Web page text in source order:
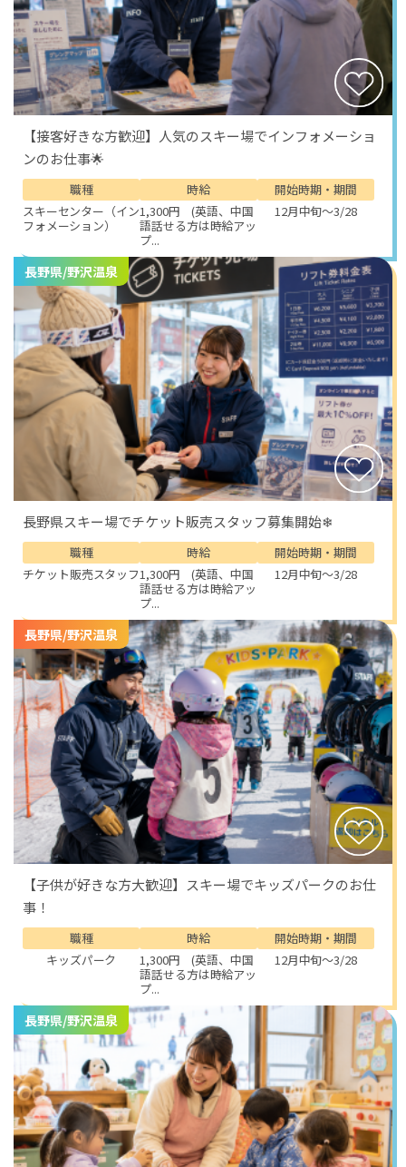
文化や観光スポットも豊富で、近隣には「蓼科テディベ
ア美術館」や「尖石縄文考古館」などユニークな施設も
点在。信州ならではの温泉やグルメも魅力的で、蕎麦や
山菜料理、新鮮な高原野菜を味わえるのも嬉しいポイン
トです。
待遇面も充実しています。寮費無料で生活コストを抑え
られるうえ、従業員食堂や食事補助もあり安心。ホテル
の温泉に入浴できる特典もあり、仕事後に疲れを癒しな
がら「温泉地で働く」という特別感を日常的に味わえま
す。さらに駐車場完備で車の持ち込みも可能なので、休
日の観光範囲もぐっと広がります。
蓼科高原でのリゾートバイトは、大自然と観光地の魅力
を同時に楽しめる贅沢な働き方。フロントとして人と接
しながら、休日には山や湖を巡り、温泉でリフレッシ
ュ。そんな“自然と観光に包まれた生活”を叶えることが
できるのが、この案件です。
【接客好きな方歓迎】人気のスキー場でインフォメーショ
ンのお仕事🌟
職種
スキーセンター（イン
フォメーション）
時給
1,300円 (英語、中国
語話せる方は時給アッ
プ...
開始時期・期間
12月中旬～3/28
長野県/野沢温泉
長野県スキー場でチケット販売スタッフ募集開始❄
職種
チケット販売スタッフ
時給
1,300円 (英語、中国
語話せる方は時給アッ
プ...
開始時期・期間
12月中旬～3/28
長野県/野沢温泉
【子供が好きな方大歓迎】スキー場でキッズパークのお仕
事！
職種
キッズパーク
時給
1,300円 (英語、中国
語話せる方は時給アッ
プ...
開始時期・期間
12月中旬～3/28
長野県/野沢温泉